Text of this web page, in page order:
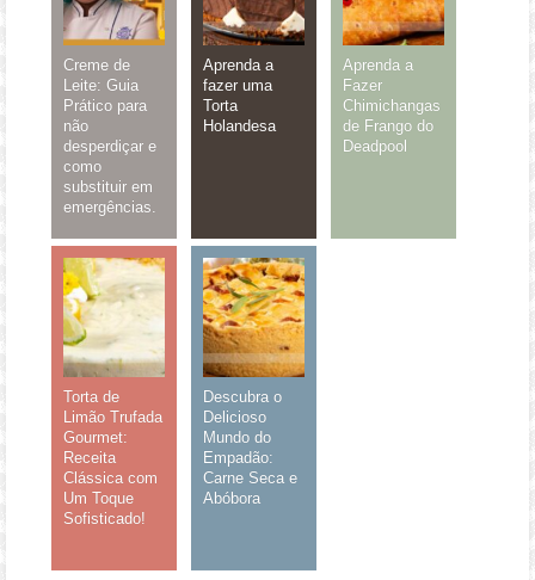
Creme de
Leite: Guia
Prático para
não
desperdiçar e
como
substituir em
emergências.
Aprenda a
fazer uma
Torta
Holandesa
Aprenda a
Fazer
Chimichangas
de Frango do
Deadpool
Torta de
Limão Trufada
Gourmet:
Receita
Clássica com
Um Toque
Sofisticado!
Descubra o
Delicioso
Mundo do
Empadão:
Carne Seca e
Abóbora